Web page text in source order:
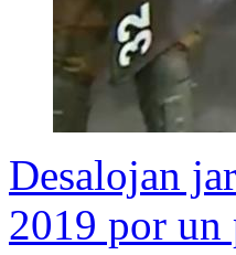
Desalojan
2019 por un